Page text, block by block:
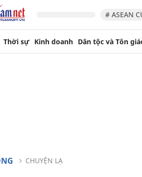
# ASEAN
Thời sự Kinh doanh Dân tộc và Tôn
CHUYỆN LẠ